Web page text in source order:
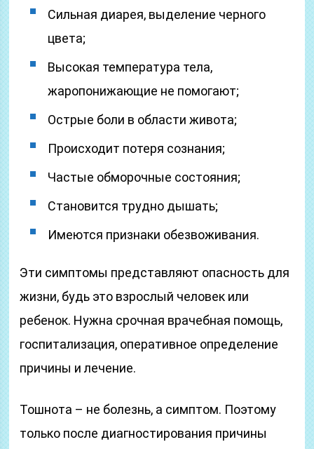
Сильная диарея, выделение черного
цвета;
Высокая температура тела,
жаропонижающие не помогают;
Острые боли в области живота;
Происходит потеря сознания;
Частые обморочные состояния;
Становится трудно дышать;
Имеются признаки обезвоживания.
Эти симптомы представляют опасность для
жизни, будь это взрослый человек или
ребенок. Нужна срочная врачебная помощь,
госпитализация, оперативное определение
причины и лечение.
Тошнота – не болезнь, а симптом. Поэтому
только после диагностирования причины